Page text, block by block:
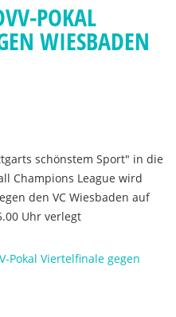
POKAL
WIESBADEN
schönstem Sport" in die
Champions League wird
den VC Wiesbaden auf
Uhr verlegt
Pokal Viertelfinale gegen